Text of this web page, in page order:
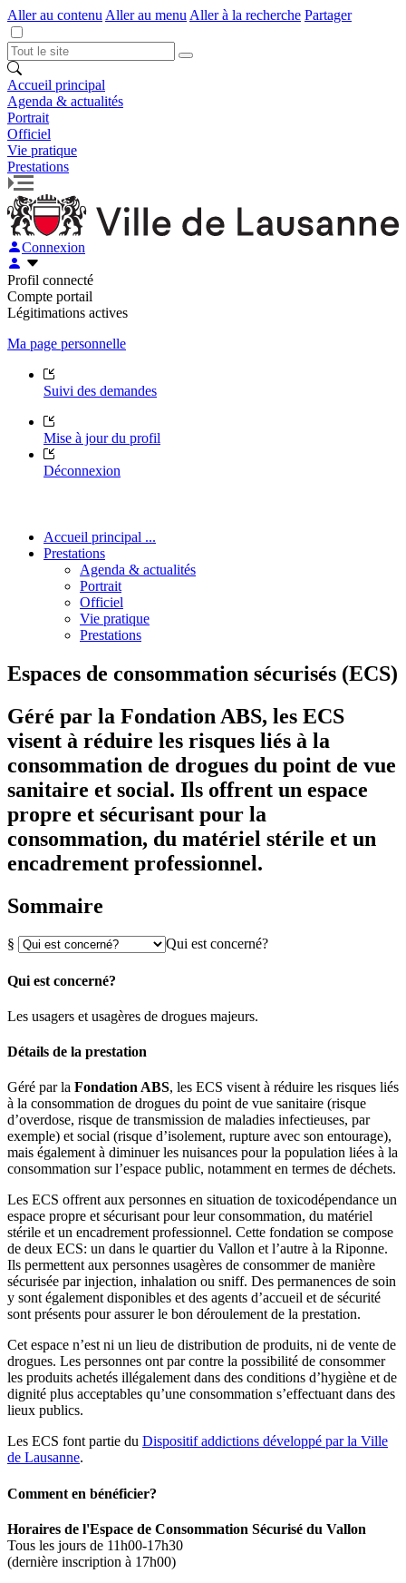
Aller au contenu Aller au menu Aller à la recherche Partager
Accueil principal
Agenda & actualités
Portrait
Officiel
Vie pratique
Prestations
Connexion
Profil connecté
Compte portail
Légitimations actives
Ma page personnelle
Suivi des demandes
Mise à jour du profil
Déconnexion
Accueil principal ...
Prestations
Agenda & actualités
Portrait
Officiel
Vie pratique
Prestations
Espaces de consommation sécurisés (ECS)
Géré par la Fondation ABS, les ECS
visent à réduire les risques liés à la
consommation de drogues du point de vue
sanitaire et social. Ils offrent un espace
propre et sécurisant pour la
consommation, du matériel stérile et un
encadrement professionnel.
Sommaire
§ Qui est concerné?
Qui est concerné?
Les usagers et usagères de drogues majeurs.
Détails de la prestation
Géré par la Fondation ABS, les ECS visent à réduire les risques liés
à la consommation de drogues du point de vue sanitaire (risque
d’overdose, risque de transmission de maladies infectieuses, par
exemple) et social (risque d’isolement, rupture avec son entourage),
mais également à diminuer les nuisances pour la population liées à la
consommation sur l’espace public, notamment en termes de déchets.
Les ECS offrent aux personnes en situation de toxicodépendance un
espace propre et sécurisant pour leur consommation, du matériel
stérile et un encadrement professionnel. Cette fondation se compose
de deux ECS: un dans le quartier du Vallon et l’autre à la Riponne.
Ils permettent aux personnes usagères de consommer de manière
sécurisée par injection, inhalation ou sniff. Des permanences de soin
y sont également disponibles et des agents d’accueil et de sécurité
sont présents pour assurer le bon déroulement de la prestation.
Cet espace n’est ni un lieu de distribution de produits, ni de vente de
drogues. Les personnes ont par contre la possibilité de consommer
les produits achetés illégalement dans des conditions d’hygiène et de
dignité plus acceptables qu’une consommation s’effectuant dans des
lieux publics.
Les ECS font partie du Dispositif addictions développé par la Ville
de Lausanne.
Comment en bénéficier?
Horaires de l'Espace de Consommation Sécurisé du Vallon
Tous les jours de 11h00-17h30
​(dernière inscription à 17h00)